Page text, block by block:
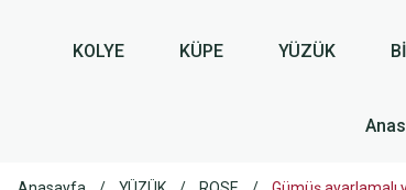
KOLYE KÜPE YÜZÜK